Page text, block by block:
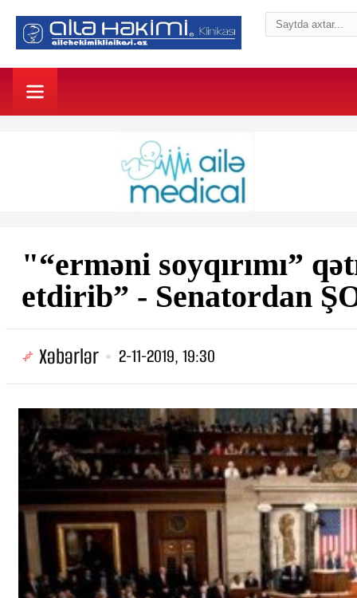
"“erməni soyqırımı”
etdirib” - Senatordan
Xəbərlər 2-11-2019, 19:30